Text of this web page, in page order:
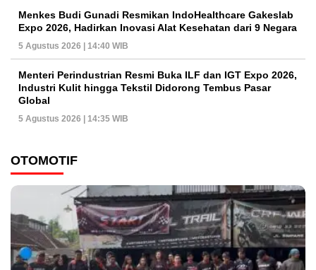
Menkes Budi Gunadi Resmikan IndoHealthcare Gakeslab
Expo 2026, Hadirkan Inovasi Alat Kesehatan dari 9 Negara
5 Agustus 2026 | 14:40 WIB
Menteri Perindustrian Resmi Buka ILF dan IGT Expo 2026,
Industri Kulit hingga Tekstil Didorong Tembus Pasar
Global
5 Agustus 2026 | 14:35 WIB
OTOMOTIF